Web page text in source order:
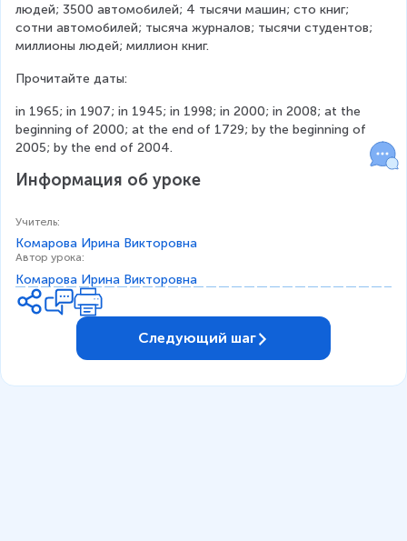
людей; 3500 автомобилей; 4 тысячи машин; сто книг;
сотни автомобилей; тысяча журналов; тысячи студентов;
миллионы людей; миллион книг.
Прочитайте даты:
in 1965; in 1907; in 1945; in 1998; in 2000; in 2008; at the
beginning of 2000; at the end of 1729; by the beginning of
2005; by the end of 2004.
Информация об уроке
Учитель:
Комарова Ирина Викторовна
Автор урока:
Комарова Ирина Викторовна
Следующий шаг